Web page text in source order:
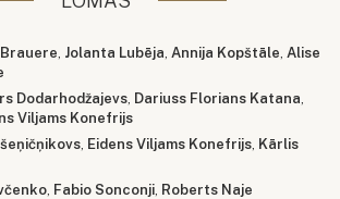
Jolanta Lubēja Annija Kopštāle Alise
Dodarhodžajevs Dariuss Florians Katana
Viljams Konefrijs
Eidens Viljams Konefrijs Kārlis
Fabio Sonconji Roberts Naje